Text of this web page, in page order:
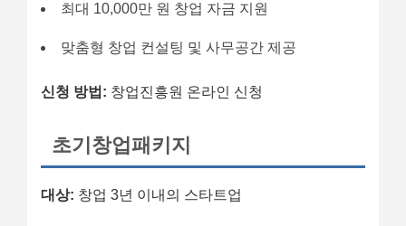
최대 10,000만 원 창업 자금 지원
맞춤형 창업 컨설팅 및 사무공간 제공
신청 방법: 창업진흥원 온라인 신청
초기창업패키지
대상: 창업 3년 이내의 스타트업